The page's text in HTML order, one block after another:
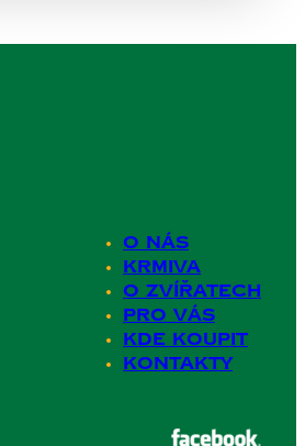
O nás
Krmiva
O zvířatech
Pro Vás
Kde koupit
Kontakty